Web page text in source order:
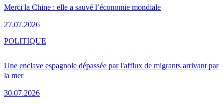
Merci la Chine : elle a sauvé l’économie mondiale
27.07.2026
Une enclave espagnole dépassée par l'afflux de migrants arrivant par
la mer
30.07.2026
POLITIQUE